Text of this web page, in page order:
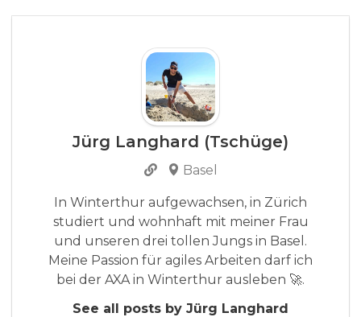
Jürg Langhard (Tschüge)
Basel
In Winterthur aufgewachsen, in Zürich
studiert und wohnhaft mit meiner Frau
und unseren drei tollen Jungs in Basel.
Meine Passion für agiles Arbeiten darf ich
bei der AXA in Winterthur ausleben 🚀.
See all posts by Jürg Langhard